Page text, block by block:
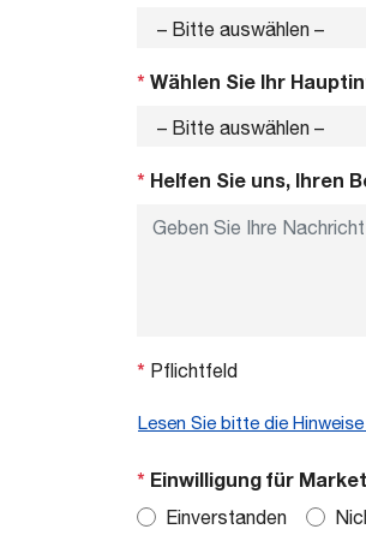
* Wählen Sie Ihr
* Helfen Sie uns, Ihren
* Pflichtfeld
Lesen Sie bitte die
* Einwilligung für
Einverstanden